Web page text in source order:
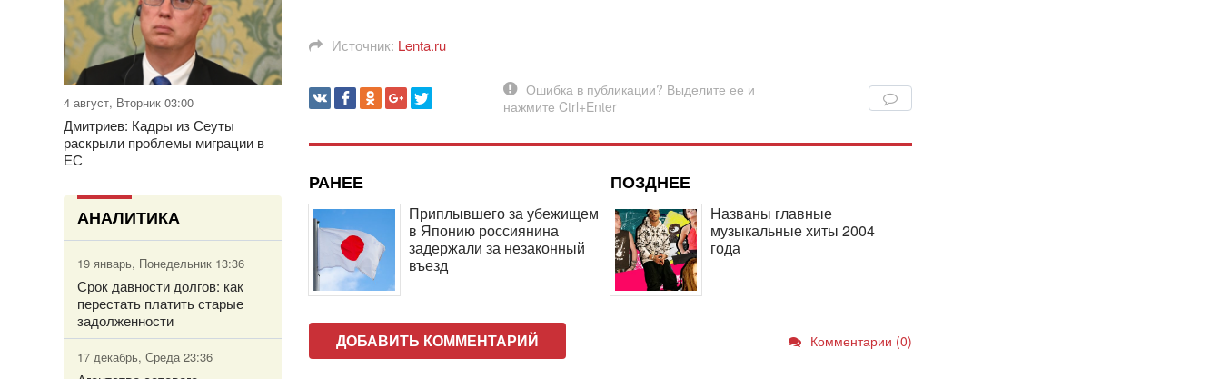
4 август, Вторник 03:00
Дмитриев: Кадры из Сеуты
раскрыли проблемы миграции в
ЕС
АНАЛИТИКА
19 январь, Понедельник 13:36
Срок давности долгов: как
перестать платить старые
задолженности
17 декабрь, Среда 23:36
Источник: Lenta.ru
РАНЕЕ
Приплывшего за убежищем
в Японию россиянина
задержали за незаконный
въезд
ПОЗДНЕЕ
Названы главные
музыкальные хиты 2004
года
ДОБАВИТЬ КОММЕНТАРИЙ Комментарии (0)